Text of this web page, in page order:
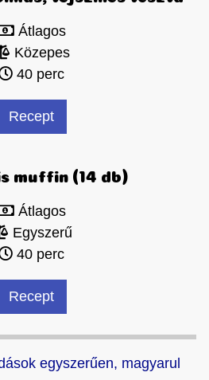
Átlagos
Közepes
40 perc
Recept
muffin (14 db)
Átlagos
Egyszerű
40 perc
Recept